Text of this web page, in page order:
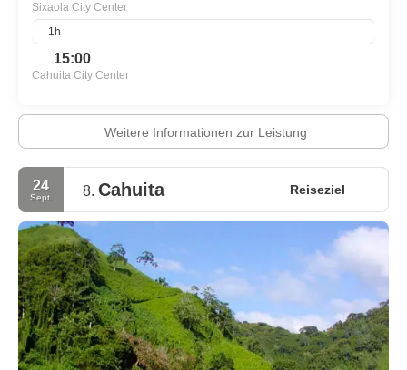
Sixaola City Center
1h
15:00
Cahuita City Center
Weitere Informationen zur Leistung
24
Sept. 8. Cahuita Reiseziel